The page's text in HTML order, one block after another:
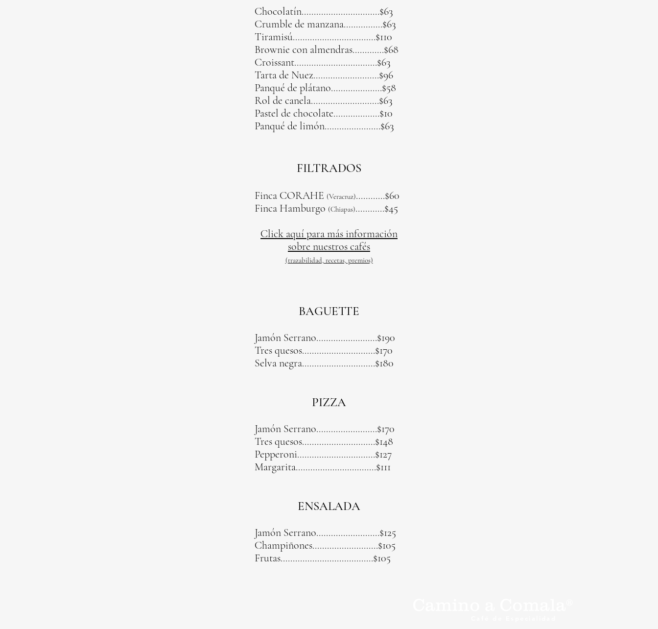
Chocolatín................................$63
Crumble de manzana................$63
Tiramisú..................................$110
Brownie con almendras.............$68
Croissant..................................$63
Tarta de Nuez...........................$96
Panqué de plátano.....................$58
Rol de canela............................$63
Pastel de chocolate...................$10
Panqué de limón.......................$63
FILTRADOS
Finca CORAHE (Veracruz)............$60
Finca Hamburgo (Chiapas)............$45
Click aquí para más información
sobre nuestros cafés
(trazabilidad, recetas, premios)
BAGUETTE
Jamón Serrano.........................$190
Tres quesos..............................$170
Selva negra..............................$180
PIZZA
Jamón Serrano.........................$170
Tres quesos..............................$148
Pepperoni................................$127
Margarita.................................$111
ENSALADA
Jamón Serrano..........................$125
Champiñones...........................$105
Frutas......................................$105